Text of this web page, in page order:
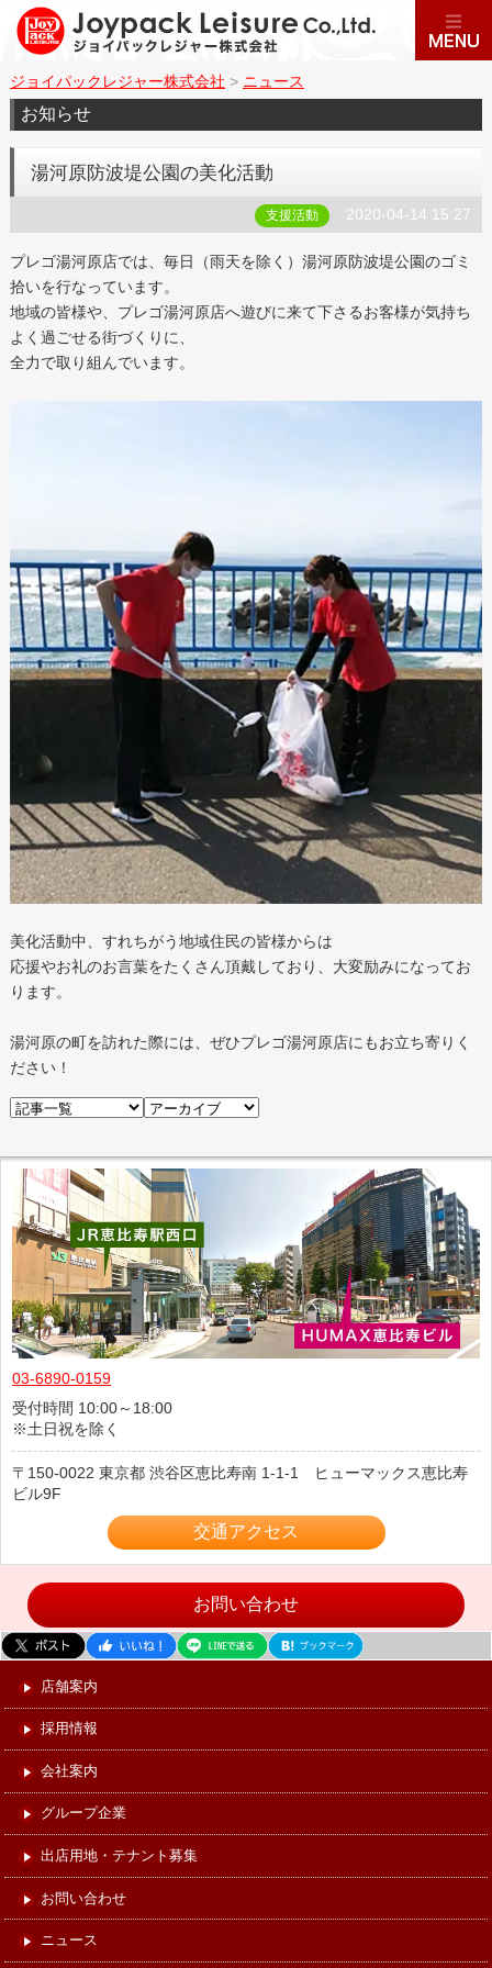
ジョイパックレジャー株式会社 > ニュース
お知らせ
湯河原防波堤公園の美化活動
支援活動 2020-04-14 15:27
プレゴ湯河原店では、毎日（雨天を除く）湯河原防波堤公園のゴミ
拾いを行なっています。
地域の皆様や、プレゴ湯河原店へ遊びに来て下さるお客様が気持ち
よく過ごせる街づくりに、
全力で取り組んでいます。
美化活動中、すれちがう地域住民の皆様からは
応援やお礼のお言葉をたくさん頂戴しており、大変励みになってお
ります。
湯河原の町を訪れた際には、ぜひプレゴ湯河原店にもお立ち寄りく
ださい！
03-6890-0159
受付時間 10:00～18:00
※土日祝を除く
150-0022 東京都 渋谷区恵比寿南 1-1-1 ヒューマックス恵比寿
ビル9F
交通アクセス
お問い合わせ
店舗案内
採用情報
会社案内
グループ企業
出店用地・テナント募集
お問い合わせ
ニュース